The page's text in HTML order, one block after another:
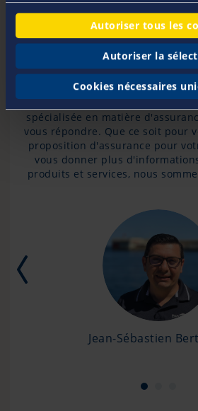
Autoriser tous les
Autoriser la
Cookies nécessaires
Nous
Votre équipe
Avez-vous d'autres questions
spécialisée en matière
vous répondre. Que ce soit pour
proposition d'assurance pour
vous donner plus
produits et services, nous
Jean-Sébastien